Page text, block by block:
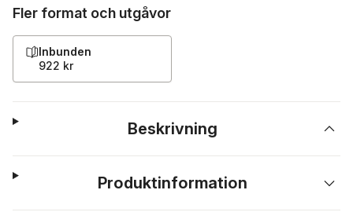
Fler format och utgåvor
Inbunden
922 kr
Beskrivning
Produktinformation